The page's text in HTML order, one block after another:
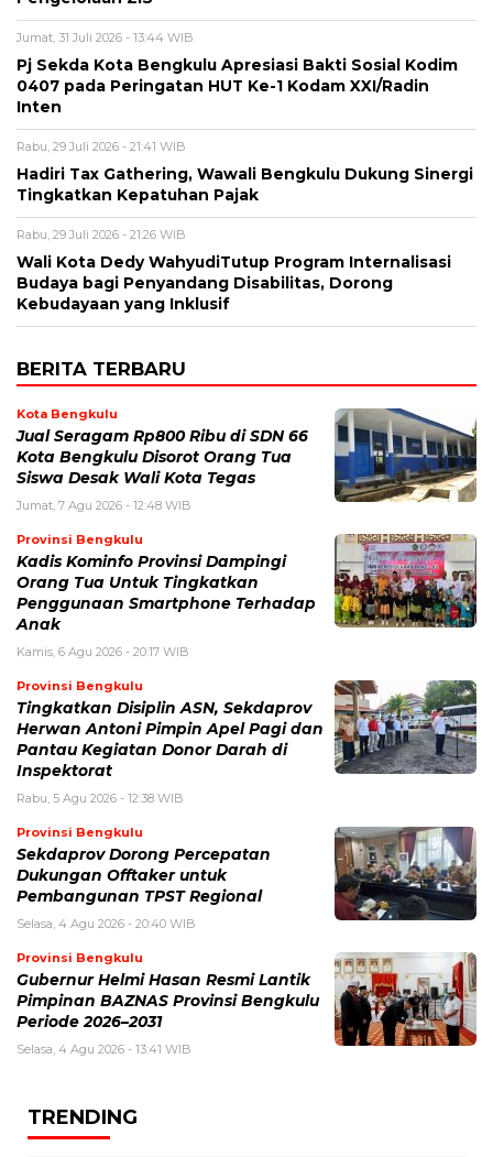
Jumat, 31 Juli 2026 - 13:44 WIB
Pj Sekda Kota Bengkulu Apresiasi Bakti Sosial Kodim
0407 pada Peringatan HUT Ke-1 Kodam XXI/Radin
Inten
Rabu, 29 Juli 2026 - 21:41 WIB
Hadiri Tax Gathering, Wawali Bengkulu Dukung Sinergi
Tingkatkan Kepatuhan Pajak
Rabu, 29 Juli 2026 - 21:26 WIB
Wali Kota Dedy WahyudiTutup Program Internalisasi
Budaya bagi Penyandang Disabilitas, Dorong
Kebudayaan yang Inklusif
BERITA TERBARU
Kota Bengkulu
Jual Seragam Rp800 Ribu di SDN 66
Kota Bengkulu Disorot Orang Tua
Siswa Desak Wali Kota Tegas
Jumat, 7 Agu 2026 - 12:48 WIB
Provinsi Bengkulu
Kadis Kominfo Provinsi Dampingi
Orang Tua Untuk Tingkatkan
Penggunaan Smartphone Terhadap
Anak
Kamis, 6 Agu 2026 - 20:17 WIB
Provinsi Bengkulu
Tingkatkan Disiplin ASN, Sekdaprov
Herwan Antoni Pimpin Apel Pagi dan
Pantau Kegiatan Donor Darah di
Inspektorat
Rabu, 5 Agu 2026 - 12:38 WIB
Provinsi Bengkulu
Sekdaprov Dorong Percepatan
Dukungan Offtaker untuk
Pembangunan TPST Regional
Selasa, 4 Agu 2026 - 20:40 WIB
Provinsi Bengkulu
Gubernur Helmi Hasan Resmi Lantik
Pimpinan BAZNAS Provinsi Bengkulu
Periode 2026–2031
Selasa, 4 Agu 2026 - 13:41 WIB
TRENDING